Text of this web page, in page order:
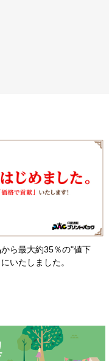
から最大約35％の"値下
いたしました。